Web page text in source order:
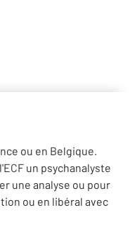
ou en Belgique.
un psychanalyste
une analyse ou pour
ou en libéral avec